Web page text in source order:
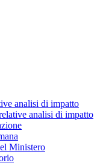
analisi di impatto
analisi di impatto
Ministero